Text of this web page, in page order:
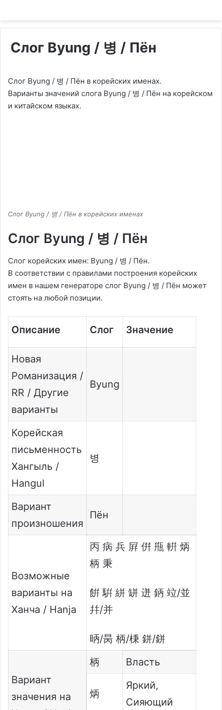
Слог Byung / 병 / Пён
Слог Byung / 병 / Пён в корейских именах.
Варианты значений слога Byung / 병 / Пён на корейском
и китайском языках.
Слог Byung / 병 / Пён в корейских именах
Слог Byung / 병 / Пён
Слог корейских имен: Byung / 병 / Пён.
В соответствии с правилами построения корейских
имен в нашем генераторе слог Byung / 병 / Пён может
стоять на любой позиции.
Описание Слог Значение
Новая
Романизация /
RR / Другие
варианты
Byung
Корейская
письменность
Хангыль /
Hangul
병
Вариант
произношения
Пён
Возможные
варианты на
Ханча / Hanja
丙 病 兵 屛 倂 甁 輧 炳
柄 秉
餠 騈 絣 缾 迸 鈵 竝/並
幷/并
昞/昺 柄/棅 鉼/鉼
Вариант
значения на
柄 Власть
炳
Яркий,
Сияющий